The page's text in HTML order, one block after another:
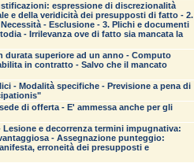
espressione di discrezionalità
e della veridicità dei presupposti di fatto - 2.
- Esclusione - 3. Plichi e documenti
- Irrilevanza ove di fatto sia mancata la
superiore ad un anno - Computo
in contratto - Salvo che il mancato
- Modalità specifiche - Previsione a pena di
di offerta - E' ammessa anche per gli
e decorrenza termini impugnativa:
- Assegnazione punteggio:
erroneità dei presupposti e